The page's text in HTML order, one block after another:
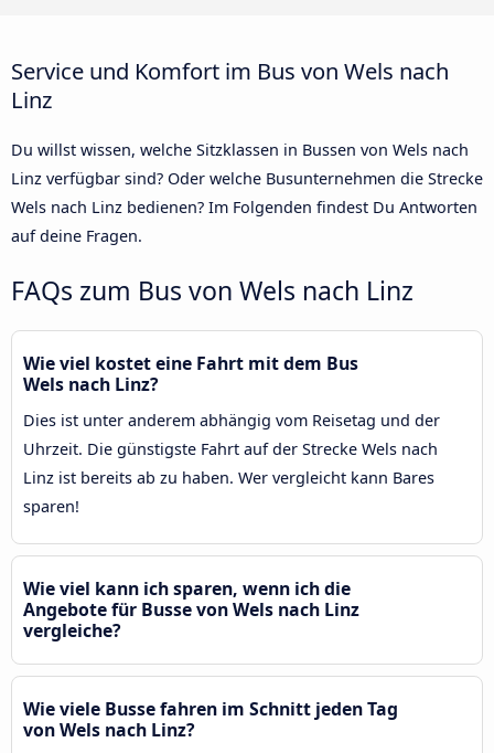
Service und Komfort im Bus von Wels nach
Linz
Du willst wissen, welche Sitzklassen in Bussen von Wels nach
Linz verfügbar sind? Oder welche Busunternehmen die Strecke
Wels nach Linz bedienen? Im Folgenden findest Du Antworten
auf deine Fragen.
FAQs zum Bus von Wels nach Linz
Wie viel kostet eine Fahrt mit dem Bus
Wels nach Linz?
Dies ist unter anderem abhängig vom Reisetag und der
Uhrzeit. Die günstigste Fahrt auf der Strecke Wels nach
Linz ist bereits ab zu haben. Wer vergleicht kann Bares
sparen!
Wie viel kann ich sparen, wenn ich die
Angebote für Busse von Wels nach Linz
vergleiche?
Wie viele Busse fahren im Schnitt jeden Tag
von Wels nach Linz?